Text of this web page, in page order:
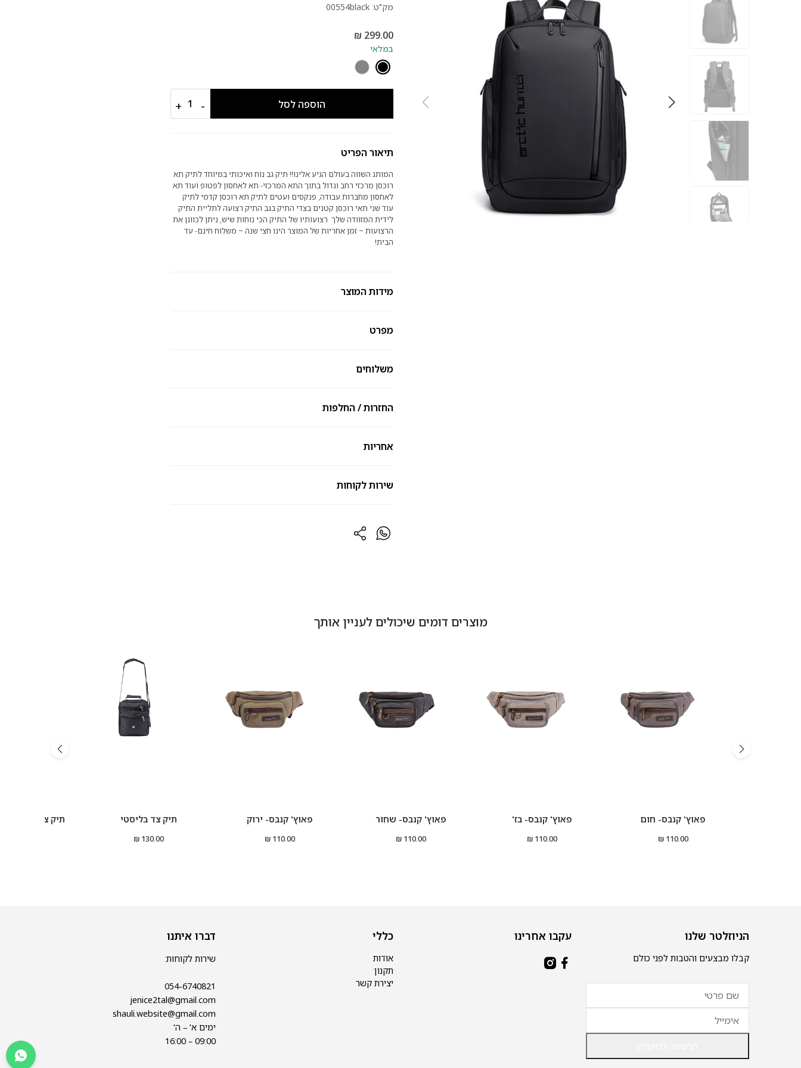
מק"ט: 00554black
במלאי
הוספה לסל −
+
תיאור הפריט
המותג השווה בעולם הגיע אלינו!! תיק גב נוח ואיכותי במיוחד לתיק תא
רוכסן מרכזי רחב וגדול בתוך התא המרכזי- תא לאחסון לפטופ ועוד תא
לאחסון מחברות עבודה, פנקסים ועטים לתיק תא רוכסן קדמי לתיק
עוד שני תאי רוכסן קטנים בצדי התיק בגב התיק רצועה לתליית התיק
לידית המזוודה שלך רצועותיו של התיק הכי נוחות שיש, ניתן לכוונן את
הרצועות ~ זמן אחריות של המוצר הינו חצי שנה ~ משלוח חינם- עד
הבית!
מידות המוצר
מפרט
משלוחים
החזרות / החלפות
אחריות
שירות לקוחות
מוצרים דומים שיכולים לעניין אותך
פאוץ' קנבס- חום
110.00 ₪
פאוץ' קנבס- בז'
110.00 ₪
פאוץ' קנבס- שחור
110.00 ₪
פאוץ' קנבס- ירוק
110.00 ₪
תיק צד בליסטי
130.00 ₪
תיק צד מיני
הניוזלטר שלנו
קבלו מבצעים והטבות לפני כולם
עקבו אחרינו כללי
אודות
תקנון
יצירת קשר
דברו איתנו
שירות לקוחות:
054-6740821
jenice2tal@gmail.com
shauli.website@gmail.com
ימים א' – ה'
09:00 – 16:00